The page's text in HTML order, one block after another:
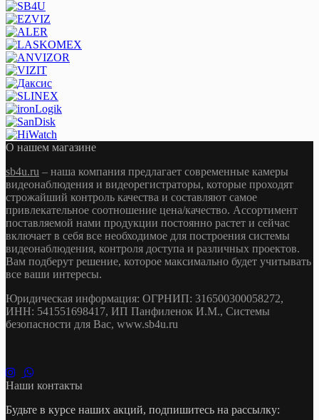
О нашем магазине
sb4u.ru – наша компания предлагает современные камеры
видеонаблюдения и видеорегистраторы, которые проходят
строжайший контроль качества и составляют самое
привлекательное соотношение цена/качество. Ассортимент
поставляемой нами продукции постоянно растет и сейчас
включает в себя все необходимое для построения системы
видеонаблюдения, контроля доступа и различных проектов.
Вам подберут решение, которое максимально будет учитывать
все ваши интересы.
Юридическая информация: ОГРНИП: 316500300058272,
ИНН: 541551698417, ИП Панфиленок И.М., Системы
безопасности для Вас, www.sb4u.ru
Наши контакты
Будьте в курсе наших акций, подпишитесь на рассылку: